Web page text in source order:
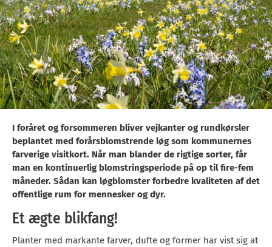
I foråret og forsommeren bliver vejkanter og rundkørsler
beplantet med forårsblomstrende løg som kommunernes
farverige visitkort. Når man blander de rigtige sorter, får
man en kontinuerlig blomstringsperiode på op til fire-fem
måneder. Sådan kan løgblomster forbedre kvaliteten af det
offentlige rum for mennesker og dyr.
Et ægte blikfang!
Planter med markante farver, dufte og former har vist sig at